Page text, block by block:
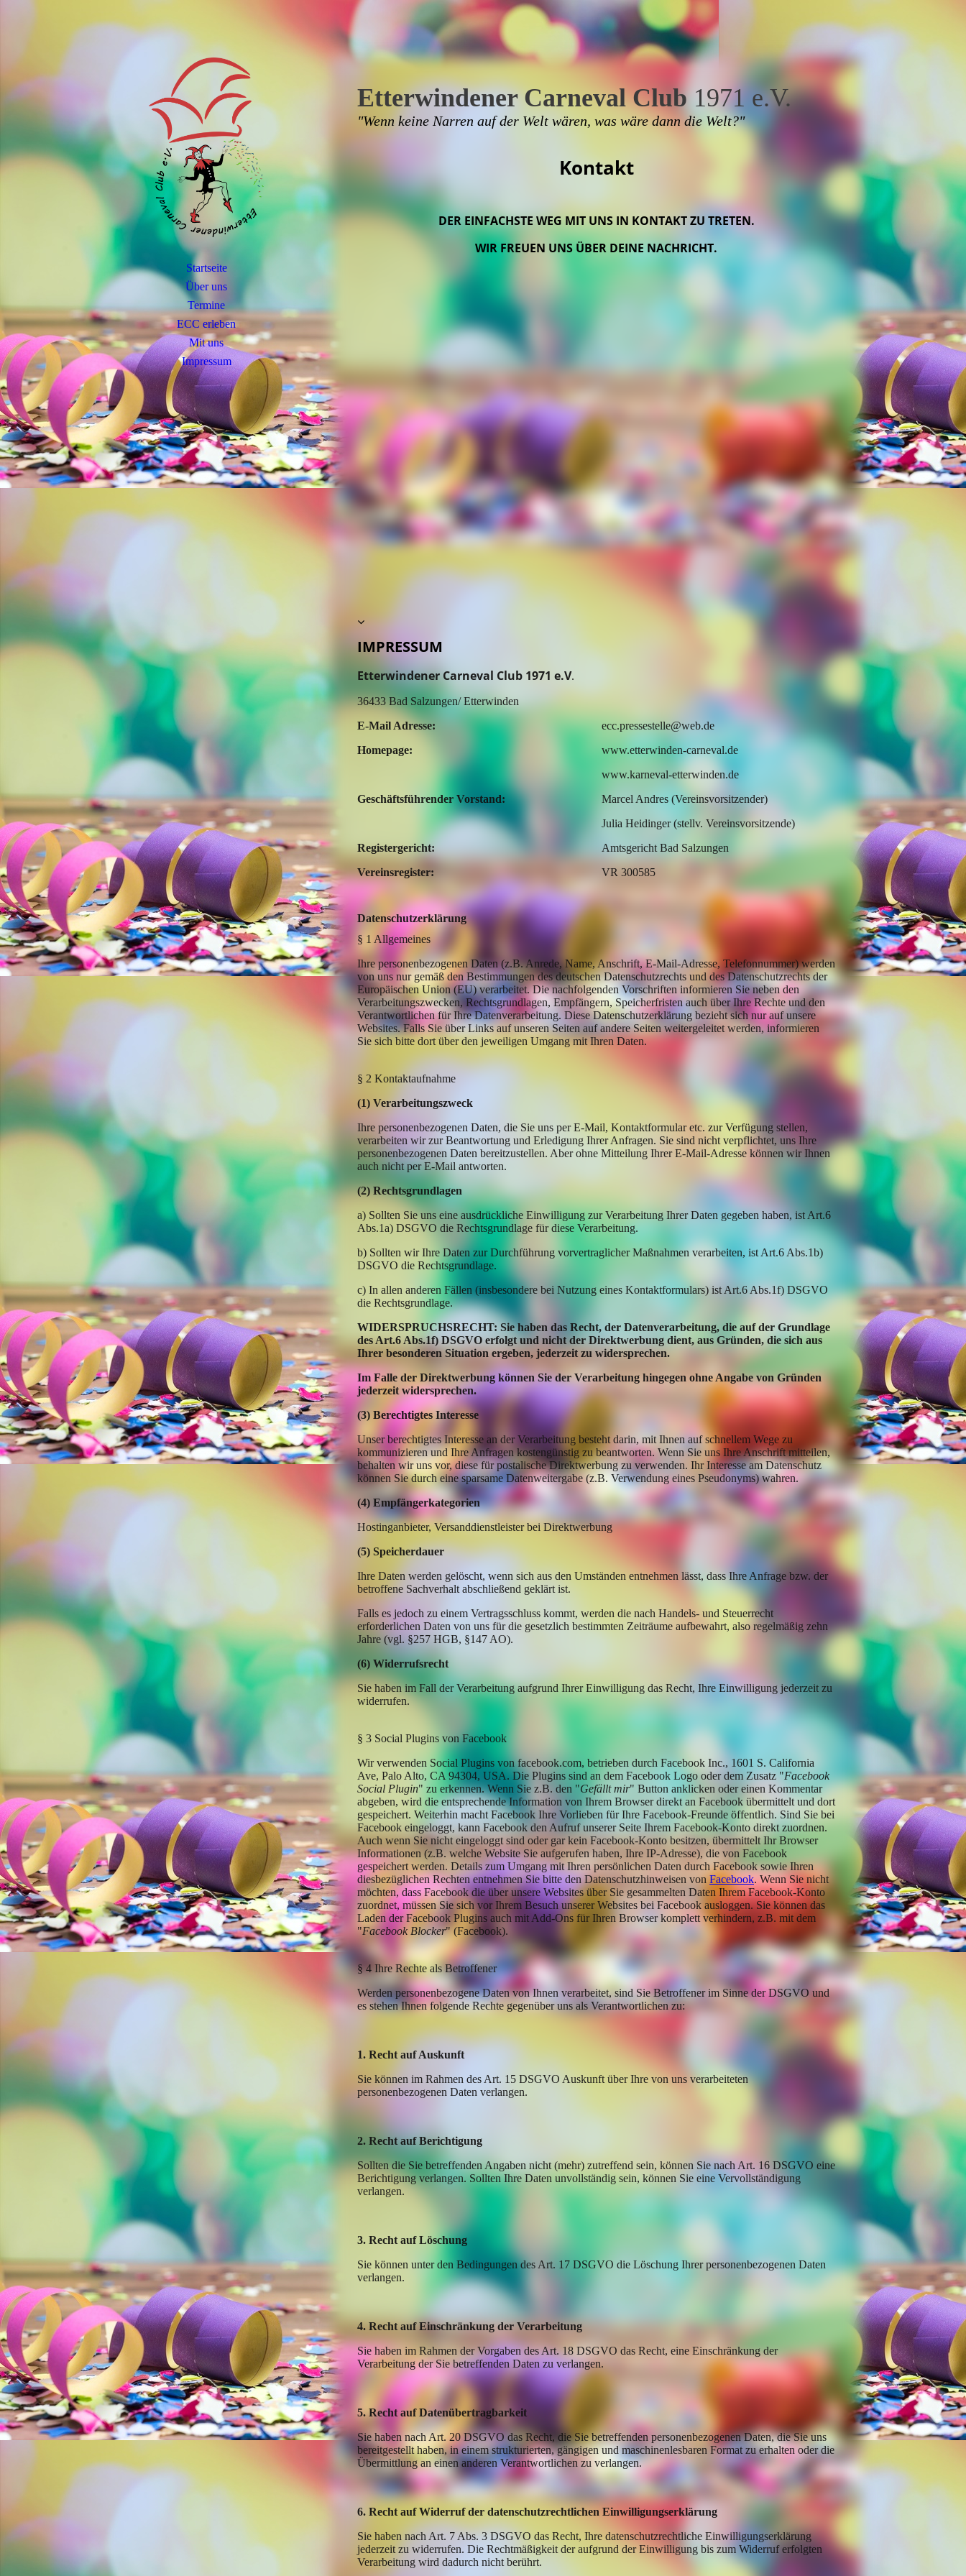
Startseite
Über uns
Termine
ECC erleben
Mit uns
Impressum
Etterwindener Carneval Club 1971 e.V.
"Wenn keine Narren auf der Welt wären, was wäre dann die Welt?"
Kontakt
DER EINFACHSTE WEG MIT UNS IN KONTAKT ZU TRETEN.
WIR FREUEN UNS ÜBER DEINE NACHRICHT.
IMPRESSUM
Etterwindener Carneval Club 1971 e.V.
36433 Bad Salzungen/ Etterwinden
E-Mail Adresse:
ecc.pressestelle@web.de
Homepage:
www.etterwinden-carneval.de
www.karneval-etterwinden.de
Geschäftsführender Vorstand:
Marcel Andres (Vereinsvorsitzender)
Julia Heidinger (stellv. Vereinsvorsitzende)
Registergericht:
Amtsgericht Bad Salzungen
Vereinsregister:
VR 300585
Datenschutzerklärung
§ 1 Allgemeines
Ihre personenbezogenen Daten (z.B. Anrede, Name, Anschrift, E-Mail-Adresse, Telefonnummer) werden
von uns nur gemäß den Bestimmungen des deutschen Datenschutzrechts und des Datenschutzrechts der
Europäischen Union (EU) verarbeitet. Die nachfolgenden Vorschriften informieren Sie neben den
Verarbeitungszwecken, Rechtsgrundlagen, Empfängern, Speicherfristen auch über Ihre Rechte und den
Verantwortlichen für Ihre Datenverarbeitung. Diese Datenschutzerklärung bezieht sich nur auf unsere
Websites. Falls Sie über Links auf unseren Seiten auf andere Seiten weitergeleitet werden, informieren
Sie sich bitte dort über den jeweiligen Umgang mit Ihren Daten.
§ 2 Kontaktaufnahme
(1) Verarbeitungszweck
Ihre personenbezogenen Daten, die Sie uns per E-Mail, Kontaktformular etc. zur Verfügung stellen,
verarbeiten wir zur Beantwortung und Erledigung Ihrer Anfragen. Sie sind nicht verpflichtet, uns Ihre
personenbezogenen Daten bereitzustellen. Aber ohne Mitteilung Ihrer E-Mail-Adresse können wir Ihnen
auch nicht per E-Mail antworten.
(2) Rechtsgrundlagen
a) Sollten Sie uns eine ausdrückliche Einwilligung zur Verarbeitung Ihrer Daten gegeben haben, ist Art.6
Abs.1a) DSGVO die Rechtsgrundlage für diese Verarbeitung.
b) Sollten wir Ihre Daten zur Durchführung vorvertraglicher Maßnahmen verarbeiten, ist Art.6 Abs.1b)
DSGVO die Rechtsgrundlage.
c) In allen anderen Fällen (insbesondere bei Nutzung eines Kontaktformulars) ist Art.6 Abs.1f) DSGVO
die Rechtsgrundlage.
WIDERSPRUCHSRECHT: Sie haben das Recht, der Datenverarbeitung, die auf der Grundlage
des Art.6 Abs.1f) DSGVO erfolgt und nicht der Direktwerbung dient, aus Gründen, die sich aus
Ihrer besonderen Situation ergeben, jederzeit zu widersprechen.
Im Falle der Direktwerbung können Sie der Verarbeitung hingegen ohne Angabe von Gründen
jederzeit widersprechen.
(3) Berechtigtes Interesse
Unser berechtigtes Interesse an der Verarbeitung besteht darin, mit Ihnen auf schnellem Wege zu
kommunizieren und Ihre Anfragen kostengünstig zu beantworten. Wenn Sie uns Ihre Anschrift mitteilen,
behalten wir uns vor, diese für postalische Direktwerbung zu verwenden. Ihr Interesse am Datenschutz
können Sie durch eine sparsame Datenweitergabe (z.B. Verwendung eines Pseudonyms) wahren.
(4) Empfängerkategorien
Hostinganbieter, Versanddienstleister bei Direktwerbung
(5) Speicherdauer
Ihre Daten werden gelöscht, wenn sich aus den Umständen entnehmen lässt, dass Ihre Anfrage bzw. der
betroffene Sachverhalt abschließend geklärt ist.
Falls es jedoch zu einem Vertragsschluss kommt, werden die nach Handels- und Steuerrecht
erforderlichen Daten von uns für die gesetzlich bestimmten Zeiträume aufbewahrt, also regelmäßig zehn
Jahre (vgl. §257 HGB, §147 AO).
(6) Widerrufsrecht
Sie haben im Fall der Verarbeitung aufgrund Ihrer Einwilligung das Recht, Ihre Einwilligung jederzeit zu
widerrufen.
§ 3 Social Plugins von Facebook
Wir verwenden Social Plugins von facebook.com, betrieben durch Facebook Inc., 1601 S. California
Ave, Palo Alto, CA 94304, USA. Die Plugins sind an dem Facebook Logo oder dem Zusatz "Facebook
Social Plugin" zu erkennen. Wenn Sie z.B. den "Gefällt mir" Button anklicken oder einen Kommentar
abgeben, wird die entsprechende Information von Ihrem Browser direkt an Facebook übermittelt und dort
gespeichert. Weiterhin macht Facebook Ihre Vorlieben für Ihre Facebook-Freunde öffentlich. Sind Sie bei
Facebook eingeloggt, kann Facebook den Aufruf unserer Seite Ihrem Facebook-Konto direkt zuordnen.
Auch wenn Sie nicht eingeloggt sind oder gar kein Facebook-Konto besitzen, übermittelt Ihr Browser
Informationen (z.B. welche Website Sie aufgerufen haben, Ihre IP-Adresse), die von Facebook
gespeichert werden. Details zum Umgang mit Ihren persönlichen Daten durch Facebook sowie Ihren
diesbezüglichen Rechten entnehmen Sie bitte den Datenschutzhinweisen vonFacebook. Wenn Sie nicht
möchten, dass Facebook die über unsere Websites über Sie gesammelten Daten Ihrem Facebook-Konto
zuordnet, müssen Sie sich vor Ihrem Besuch unserer Websites bei Facebook ausloggen. Sie können das
Laden der Facebook Plugins auch mit Add-Ons für Ihren Browser komplett verhindern, z.B. mit dem
"Facebook Blocker" (Facebook).
§ 4 Ihre Rechte als Betroffener
Werden personenbezogene Daten von Ihnen verarbeitet, sind Sie Betroffener im Sinne der DSGVO und
es stehen Ihnen folgende Rechte gegenüber uns als Verantwortlichen zu:
1. Recht auf Auskunft
Sie können im Rahmen des Art. 15 DSGVO Auskunft über Ihre von uns verarbeiteten
personenbezogenen Daten verlangen.
2. Recht auf Berichtigung
Sollten die Sie betreffenden Angaben nicht (mehr) zutreffend sein, können Sie nach Art. 16 DSGVO eine
Berichtigung verlangen. Sollten Ihre Daten unvollständig sein, können Sie eine Vervollständigung
verlangen.
3. Recht auf Löschung
Sie können unter den Bedingungen des Art. 17 DSGVO die Löschung Ihrer personenbezogenen Daten
verlangen.
4. Recht auf Einschränkung der Verarbeitung
Sie haben im Rahmen der Vorgaben des Art. 18 DSGVO das Recht, eine Einschränkung der
Verarbeitung der Sie betreffenden Daten zu verlangen.
5. Recht auf Datenübertragbarkeit
Sie haben nach Art. 20 DSGVO das Recht, die Sie betreffenden personenbezogenen Daten, die Sie uns
bereitgestellt haben, in einem strukturierten, gängigen und maschinenlesbaren Format zu erhalten oder die
Übermittlung an einen anderen Verantwortlichen zu verlangen.
6. Recht auf Widerruf der datenschutzrechtlichen Einwilligungserklärung
Sie haben nach Art. 7 Abs. 3 DSGVO das Recht, Ihre datenschutzrechtliche Einwilligungserklärung
jederzeit zu widerrufen. Die Rechtmäßigkeit der aufgrund der Einwilligung bis zum Widerruf erfolgten
Verarbeitung wird dadurch nicht berührt.